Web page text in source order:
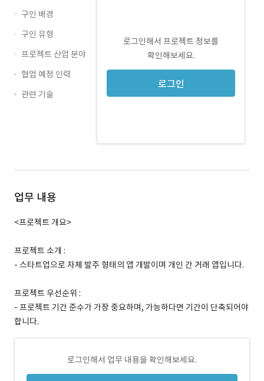
로그인해서 프로젝트 정보를
확인해보세요.
로그인
구인 배경
구인 유형
프로젝트 산업 분야
협업 예정 인력
관련 기술
JavaScript · 경력 무관
업무 내용
<프로젝트 개요>
프로젝트 소개 :
- 스타트업으로 자체 발주 형태의 앱 개발이며 개인 간 거래 앱입니다.
프로젝트 우선순위 :
- 프로젝트 기간 준수가 가장 중요하며, 가능하다면 기간이 단축되어야
합니다.
로그인해서 업무 내용을 확인해보세요.